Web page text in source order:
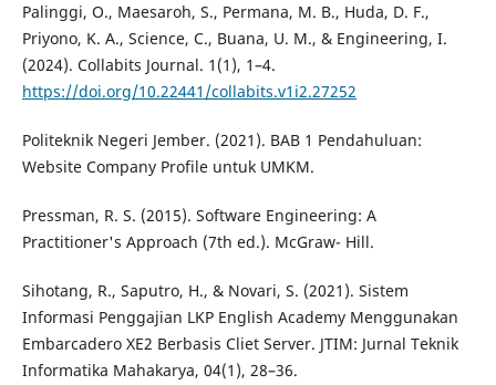
Palinggi, O., Maesaroh, S., Permana, M. B., Huda, D. F.,
Priyono, K. A., Science, C., Buana, U. M., & Engineering, I.
(2024). Collabits Journal. 1(1), 1–4.
https://doi.org/10.22441/collabits.v1i2.27252
Politeknik Negeri Jember. (2021). BAB 1 Pendahuluan:
Website Company Profile untuk UMKM.
Pressman, R. S. (2015). Software Engineering: A
Practitioner's Approach (7th ed.). McGraw- Hill.
Sihotang, R., Saputro, H., & Novari, S. (2021). Sistem
Informasi Penggajian LKP English Academy Menggunakan
Embarcadero XE2 Berbasis Cliet Server. JTIM: Jurnal Teknik
Informatika Mahakarya, 04(1), 28–36.